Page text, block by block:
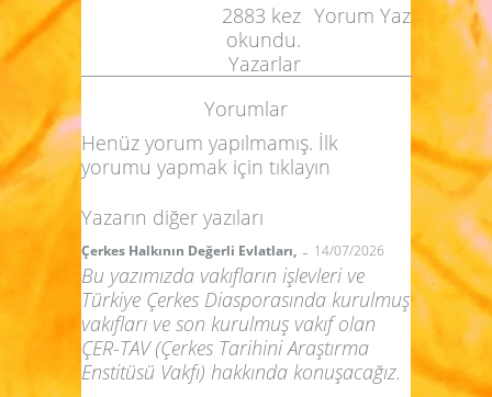
Yorum Yaz
2883 kez
okundu.
Yazarlar
Yorumlar
Henüz yorum yapılmamış. İlk
yorumu yapmak için tıklayın
Yazarın diğer yazıları
Çerkes Halkının Değerli Evlatları, - 14/07/2026
Bu yazımızda vakıfların işlevleri ve
Türkiye Çerkes Diasporasında kurulmuş
vakıfları ve son kurulmuş vakıf olan
ÇER-TAV (Çerkes Tarihini Araştırma
Enstitüsü Vakfı) hakkında konuşacağız.